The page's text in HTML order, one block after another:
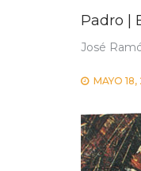
Padro |
José
MAYO 18,